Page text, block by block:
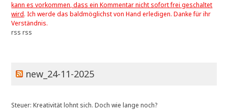
kann es vorkommen, dass ein Kommentar nicht sofort frei geschaltet
wird. Ich werde das baldmöglichst von Hand erledigen. Danke für ihr
Verständnis.
rss rss
new_24-11-2025
Steuer: Kreativität lohnt sich. Doch wie lange noch?